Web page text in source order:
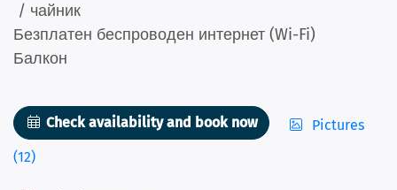
/ чайник
Безплатен беспроводен интернет (Wi-Fi)
Балкон
Check availability and book now
Pictures
(12)